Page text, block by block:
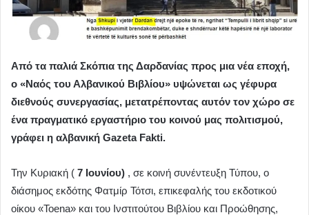
Από τα παλιά Σκόπια της Δαρδανίας προς μια νέα εποχή,
ο «Ναός του Αλβανικού Βιβλίου» υψώνεται ως γέφυρα
διεθνούς συνεργασίας, μετατρέποντας αυτόν τον χώρο σε
ένα πραγματικό εργαστήριο του κοινού μας πολιτισμού,
γράφει η αλβανική Gazeta Fakti.
Την Κυριακή ( 7 Ιουνίου) , σε κοινή συνέντευξη Τύπου, ο
διάσημος εκδότης Φατμίρ Τότσι, επικεφαλής του εκδοτικού
οίκου «Toena» και του Ινστιτούτου Βιβλίου και Προώθησης,